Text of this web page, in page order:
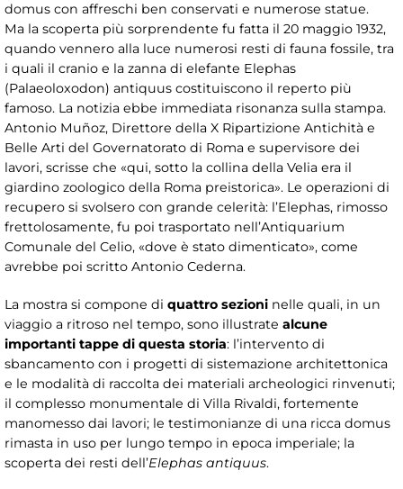
domus con affreschi ben conservati e numerose statue.
Ma la scoperta più sorprendente fu fatta il 20 maggio 1932,
quando vennero alla luce numerosi resti di fauna fossile, tra
i quali il cranio e la zanna di elefante Elephas
(Palaeoloxodon) antiquus costituiscono il reperto più
famoso. La notizia ebbe immediata risonanza sulla stampa.
Antonio Muñoz, Direttore della X Ripartizione Antichità e
Belle Arti del Governatorato di Roma e supervisore dei
lavori, scrisse che «qui, sotto la collina della Velia era il
giardino zoologico della Roma preistorica». Le operazioni di
recupero si svolsero con grande celerità: l’Elephas, rimosso
frettolosamente, fu poi trasportato nell’Antiquarium
Comunale del Celio, «dove è stato dimenticato», come
avrebbe poi scritto Antonio Cederna.
La mostra si compone di quattro sezioni nelle quali, in un
viaggio a ritroso nel tempo, sono illustrate alcune
importanti tappe di questa storia: l’intervento di
sbancamento con i progetti di sistemazione architettonica
e le modalità di raccolta dei materiali archeologici rinvenuti;
il complesso monumentale di Villa Rivaldi, fortemente
manomesso dai lavori; le testimonianze di una ricca domus
rimasta in uso per lungo tempo in epoca imperiale; la
scoperta dei resti dell’Elephas antiquus.